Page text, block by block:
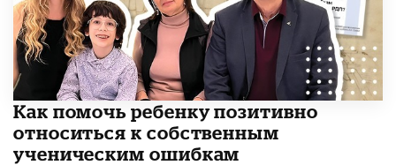
Как помочь ребенку позитивно
относиться к собственным
ученическим ошибкам